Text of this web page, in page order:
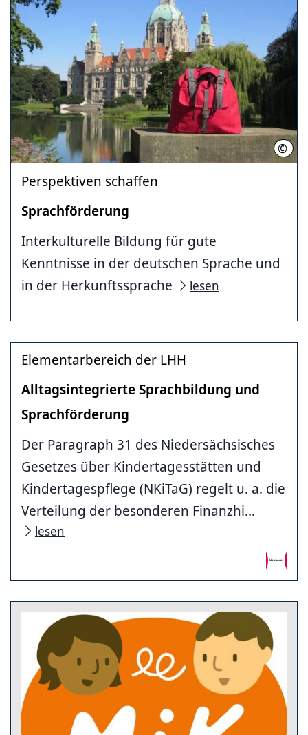
© LHH
Perspektiven schaffen
Sprachförderung
Interkulturelle Bildung für gute
Kenntnisse in der deutschen Sprache und
in der Herkunftssprache
lesen
Elementarbereich der LHH
Alltagsintegrierte Sprachbildung und
Sprachförderung
Der Paragraph 31 des Niedersächsisches
Gesetzes über Kindertagesstätten und
Kindertagespflege (NKiTaG) regelt u. a. die
Verteilung der besonderen Finanzhi...
lesen